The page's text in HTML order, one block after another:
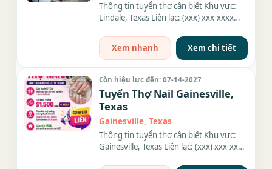
Thông tin tuyển thợ cần biết Khu vực:
Lindale, Texas Liên lạc: (xxx) xxx-xxxx
Xem nhanh
Xem chi tiết
Còn hiệu lực đến: 07-14-2027
Tuyển Thợ Nail Gainesville,
Texas
Gainesville, Texas
Thông tin tuyển thợ cần biết Khu vực:
Gainesville, Texas Liên lạc: (xxx) xxx-xxxx